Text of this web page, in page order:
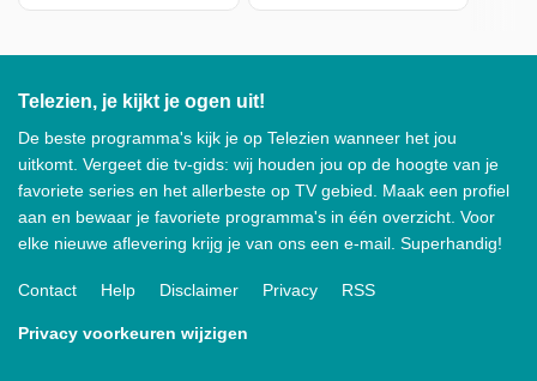
Telezien, je kijkt je ogen uit!
De beste programma's kijk je op Telezien wanneer het jou
uitkomt. Vergeet die tv-gids: wij houden jou op de hoogte van je
favoriete series en het allerbeste op TV gebied. Maak een profiel
aan en bewaar je favoriete programma's in één overzicht. Voor
elke nieuwe aflevering krijg je van ons een e-mail. Superhandig!
Contact Help Disclaimer Privacy RSS
Privacy voorkeuren wijzigen